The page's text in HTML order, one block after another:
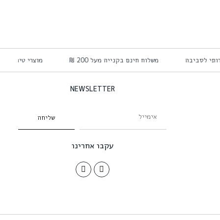
לסביבה משלוח חינם בקנייה מעל 200 ₪ מוצרי טיפוח
NEWSLETTER
שליחה
עקבו אחרינו